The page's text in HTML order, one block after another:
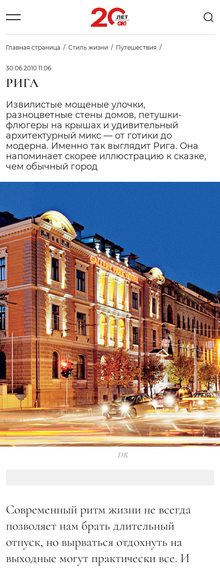
Главная страница Стиль жизни Путешествия
30.06.2010 11:06
РИГА
Извилистые мощеные улочки,
разноцветные стены домов, петушки-
флюгеры на крышах и удивительный
архитектурный микс — от готики до
модерна. Именно так выглядит Рига. Она
напоминает скорее иллюстрацию к сказке,
чем обычный город
DR
Современный ритм жизни не всегда
позволяет нам брать длительный
отпуск, но вырваться отдохнуть на
выходные могут практически все. И